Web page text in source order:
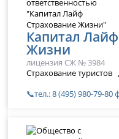
Капитал
Жизни
лицензия СЖ № 3984
Страхование туристов
📞тел.: 8 (495) 980-79-80